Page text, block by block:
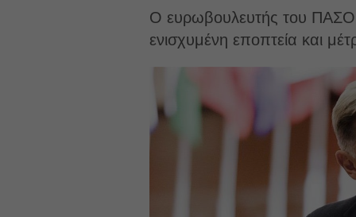
Ο ευρωβουλευτής του
ενισχυμένη εποπτεία και